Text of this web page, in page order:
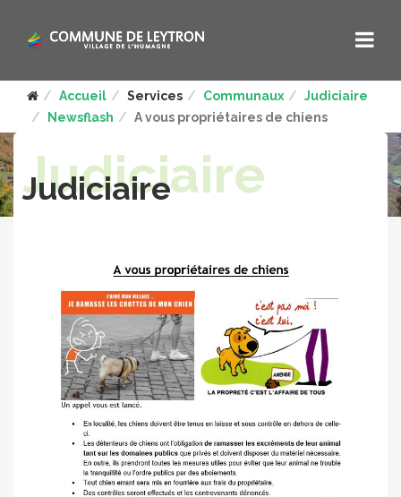
Accueil Services Communaux
Judiciaire
Newsflash
A vous propriétaires de chiens
Judiciaire
Judiciaire